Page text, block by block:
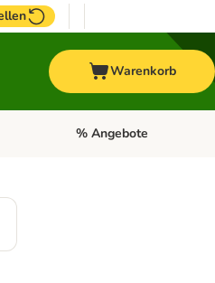
Warenkorb
PferdKategorie-Menü öffnen:
% Angebote